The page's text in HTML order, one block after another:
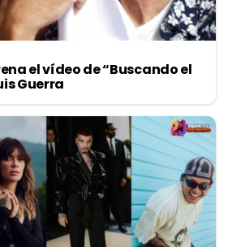
el vídeo de “Buscando el
Guerra